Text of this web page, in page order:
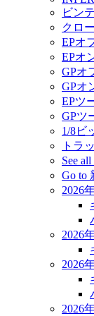
ビン
クロ
EPオ
EPオ
GPオ
GPオ
EPツ
GPツ
1/8ビ
トラ
See
Go to
2026
2026
2026
2026